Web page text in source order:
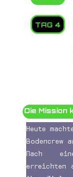
TAG 4
Die Mission
Heute
Bodencrew
Nach
erreichten